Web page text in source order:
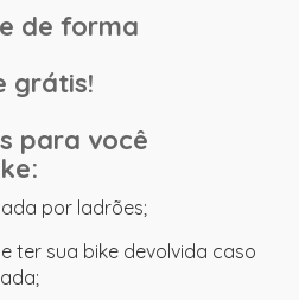
de forma
grátis!
para você
por ladrões;
ter sua bike devolvida caso